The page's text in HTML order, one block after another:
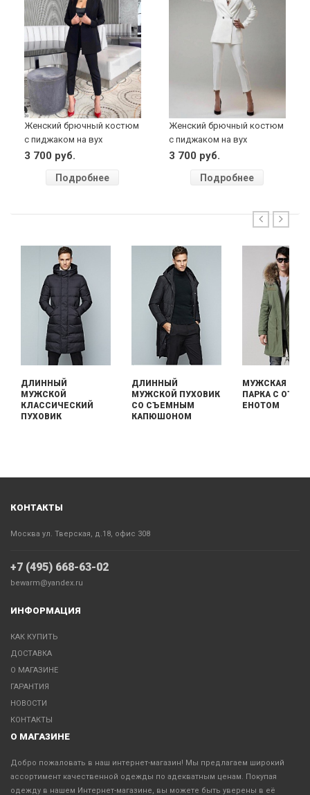
Женский брючный костюм
с пиджаком на вух
пуговицах (черный)
3 700 руб.
Подробнее
Женский брючный костюм
с пиджаком на вух
пуговицах (белый)
3 700 руб.
Подробнее
ДЛИННЫЙ
МУЖСКОЙ
КЛАССИЧЕСКИЙ
ПУХОВИК
ДЛИННЫЙ
МУЖСКОЙ ПУХОВИК
СО СЪЕМНЫМ
КАПЮШОНОМ
МУЖСКАЯ
ПАРКА С
ЕНОТОМ
КОНТАКТЫ
Москва ул. Тверская, д.18, офис 308
+7 (495) 668-63-02
bewarm@yandex.ru
ИНФОРМАЦИЯ
КАК КУПИТЬ
ДОСТАВКА
О МАГАЗИНЕ
ГАРАНТИЯ
НОВОСТИ
КОНТАКТЫ
О МАГАЗИНЕ
Добро пожаловать в наш интернет-магазин! Мы предлагаем широкий
ассортимент качественной одежды по адекватным ценам. Покупая
одежду в нашем Интернет-магазине, вы можете быть уверены в её